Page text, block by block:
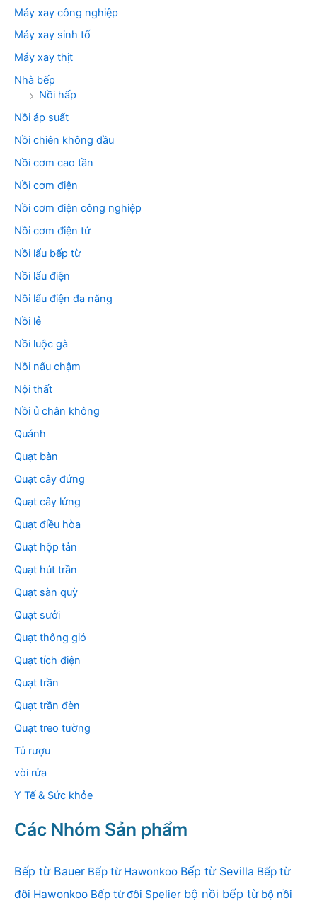
Máy xay công nghiệp
Máy xay sinh tố
Máy xay thịt
Nhà bếp
Nồi hấp
Nồi áp suất
Nồi chiên không dầu
Nồi cơm cao tần
Nồi cơm điện
Nồi cơm điện công nghiệp
Nồi cơm điện tử
Nồi lẩu bếp từ
Nồi lẩu điện
Nồi lẩu điện đa năng
Nồi lẻ
Nồi luộc gà
Nồi nấu chậm
Nội thất
Nồi ủ chân không
Quánh
Quạt bàn
Quạt cây đứng
Quạt cây lửng
Quạt điều hòa
Quạt hộp tản
Quạt hút trần
Quạt sàn quỳ
Quạt sưởi
Quạt thông gió
Quạt tích điện
Quạt trần
Quạt trần đèn
Quạt treo tường
Tủ rượu
vòi rửa
Y Tế & Sức khỏe
Các Nhóm Sản phẩm
Bếp từ Bauer Bếp từ Hawonkoo Bếp từ Sevilla Bếp từ
đôi Hawonkoo Bếp từ đôi Spelier bộ nồi bếp từ bộ nồi